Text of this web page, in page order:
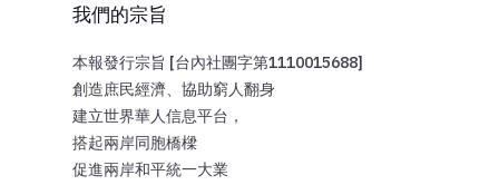
我們的宗旨
本報發行宗旨 [台內社團字第1110015688]
創造庶民經濟、協助窮人翻身
建立世界華人信息平台，
搭起兩岸同胞橋樑
促進兩岸和平統一大業